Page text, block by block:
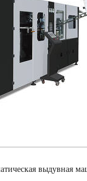
выдувная